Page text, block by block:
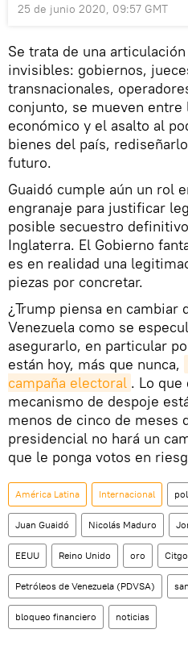
25 de junio 2020, 09:57 GMT
Se trata de una
invisibles: gobiernos,
transnacionales,
conjunto, se mueven entre
económico y el asalto al
bienes del país,
futuro.
Guaidó cumple aún un rol
engranaje para justificar
posible secuestro
Inglaterra. El Gobierno
es en realidad una
piezas por concretar.
¿Trump piensa en cambiar
Venezuela como se
asegurarlo, en particular
están hoy, más que nunca,
campaña electoral . Lo
mecanismo de despoje
menos de cinco de meses
presidencial no hará un
que le ponga votos en
América Latina Internacional
Juan Guaidó Nicolás Maduro
EEUU Reino Unido oro Citgo
Petróleos de Venezuela (PDVSA)
bloqueo financiero noticias